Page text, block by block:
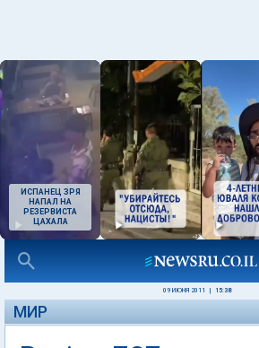
ИСПАНЕЦ ЗРЯ
НАПАЛ НА
РЕЗЕРВИСТА
ЦАХАЛА
09 ИЮНЯ 2011 15:38
МИР